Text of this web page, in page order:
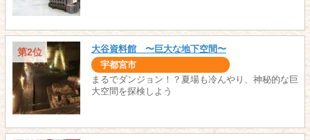
第2位 大谷資料館 〜巨大な地下空間〜
宇都宮市
まるでダンジョン！？夏場も冷んやり、神秘的な巨
大空間を探検しよう